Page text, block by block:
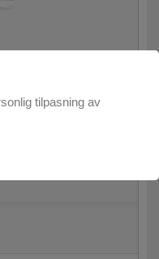
tilpasning av